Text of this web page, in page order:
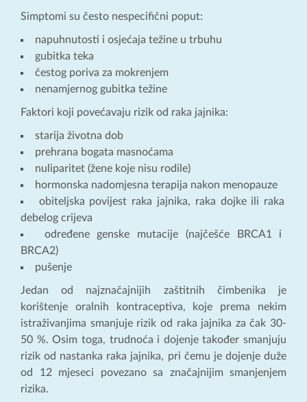
Simptomi su često nespecifični poput:
napuhnutosti i osjećaja težine u trbuhu
gubitka teka
čestog poriva za mokrenjem
nenamjernog gubitka težine
Faktori koji povećavaju rizik od raka jajnika:
starija životna dob
prehrana bogata masnoćama
nuliparitet (žene koje nisu rodile)
hormonska nadomjesna terapija nakon menopauze
obiteljska povijest raka jajnika, raka dojke ili raka
debelog crijeva
određene genske mutacije (najčešće BRCA1 i
BRCA2)
pušenje
Jedan od najznačajnijih zaštitnih čimbenika je
korištenje oralnih kontraceptiva, koje prema nekim
istraživanjima smanjuje rizik od raka jajnika za čak 30-
50 %. Osim toga, trudnoća i dojenje također smanjuju
rizik od nastanka raka jajnika, pri čemu je dojenje duže
od 12 mjeseci povezano sa značajnijim smanjenjem
rizika.